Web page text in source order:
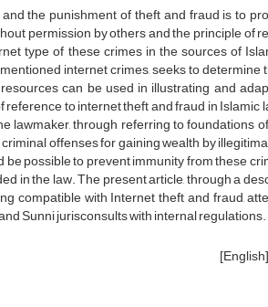
the punishment of theft and fraud is to
permission by others and the principle of
type of these crimes in the sources of
internet crimes, seeks to determine
can be used in illustrating and
to internet theft and fraud in Islamic
lawmaker, through referring to foundations
offenses for gaining wealth by
possible to prevent immunity from these
in the law. The present article, through a
compatible with Internet theft and fraud,
Sunni jurisconsults with internal regulations.
[English]